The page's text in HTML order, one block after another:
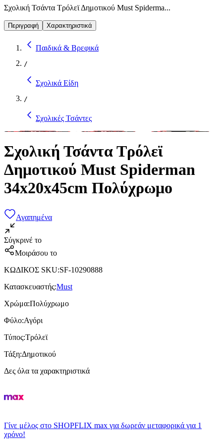
Σχολική Τσάντα Τρόλεϊ Δημοτικού Must Spiderma...
Περιγραφή Χαρακτηριστικά
Παιδικά & Βρεφικά
/
Σχολικά Είδη
/
Σχολικές Τσάντες
Σχολική Τσάντα Τρόλεϊ
Δημοτικού Must Spiderman
34x20x45cm Πολύχρωμo
Αγαπημένα
Σύγκρινέ το
Μοιράσου το
ΚΩΔΙΚΟΣ SKU:SF-10290888
Κατασκευαστής:Must
Χρώμα:Πολύχρωμο
Φύλο:Αγόρι
Τύπος:Τρόλεϊ
Τάξη:Δημοτικού
Δες όλα τα χαρακτηριστικά
Γίνε μέλος στο SHOPFLIX max για δωρεάν μεταφορικά για 1
χρόνο!